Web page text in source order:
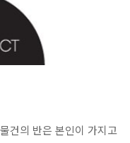
건의 반은 본인이 가지고